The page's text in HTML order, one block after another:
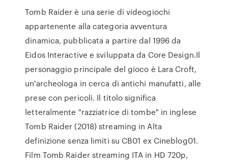
Tomb Raider è una serie di videogiochi
appartenente alla categoria avventura
dinamica, pubblicata a partire dal 1996 da
Eidos Interactive e sviluppata da Core Design.Il
personaggio principale del gioco è Lara Croft,
un'archeologa in cerca di antichi manufatti, alle
prese con pericoli. Il titolo significa
letteralmente "razziatrice di tombe" in inglese
Tomb Raider (2018) streaming in Alta
definizione senza limiti su CB01 ex Cineblog01.
Film Tomb Raider streaming ITA in HD 720p,